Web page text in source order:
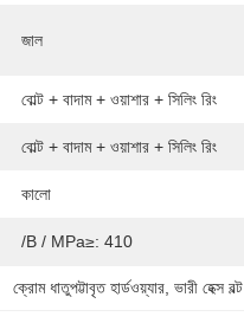
জাল
বোল্ট + বাদাম + ওয়াশার + সিলিং রিং
বোল্ট + বাদাম + ওয়াশার + সিলিং রিং
কালো
/b / MPa≥: 410
ক্রোম ধাতুপট্টাবৃত হার্ডওয়্যার , ভারী হেক্স বল্ট